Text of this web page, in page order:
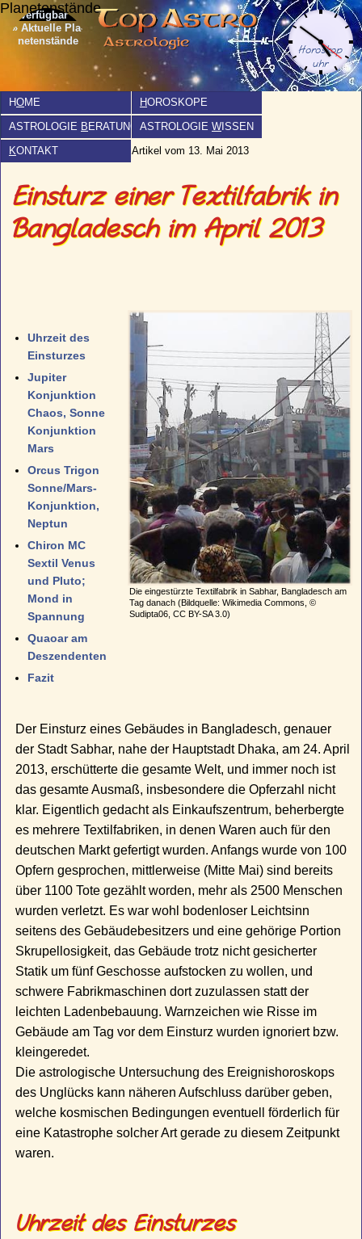
Planetenstände
» Aktuelle Pla­
netenstände
HOME HOROSKOPE
ASTROLOGIE B ERATUNG ASTROLOGIE W ISSEN
KONTAKT Artikel vom 13. Mai 2013
Einsturz einer Textilfabrik in
Bangladesch im April 2013
Die eingestürzte Textilfabrik in Sabhar, Bangladesch am
Tag danach (Bildquelle: Wikimedia Commons, ©
Sudipta06, CC BY-SA 3.0)
Uhrzeit des
Einsturzes
Jupiter
Konjunktion
Chaos, Sonne
Konjunktion
Mars
Orcus Trigon
Sonne/Mars-
Konjunktion,
Neptun
Chiron MC
Sextil Venus
und Pluto;
Mond in
Spannung
Quaoar am
Deszendenten
Fazit
Der Einsturz eines Gebäudes in Bangladesch, genauer
der Stadt Sabhar, nahe der Hauptstadt Dhaka, am 24. April
2013, erschütterte die gesamte Welt, und immer noch ist
das gesamte Ausmaß, insbesondere die Opferzahl nicht
klar. Eigentlich gedacht als Einkaufszentrum, beherbergte
es mehrere Textilfabriken, in denen Waren auch für den
deutschen Markt gefertigt wurden. Anfangs wurde von 100
Opfern gesprochen, mittlerweise (Mitte Mai) sind bereits
über 1100 Tote gezählt worden, mehr als 2500 Menschen
wurden verletzt. Es war wohl bodenloser Leichtsinn
seitens des Gebäudebesitzers und eine gehörige Portion
Skrupellosigkeit, das Gebäude trotz nicht gesicherter
Statik um fünf Geschosse aufstocken zu wollen, und
schwere Fabrikmaschinen dort zuzulassen statt der
leichten Ladenbebauung. Warnzeichen wie Risse im
Gebäude am Tag vor dem Einsturz wurden ignoriert bzw.
kleingeredet.
Die astrologische Untersuchung des Ereignishoroskops
des Unglücks kann näheren Aufschluss darüber geben,
welche kosmischen Bedingungen eventuell förderlich für
eine Katastrophe solcher Art gerade zu diesem Zeitpunkt
waren.
Uhrzeit des Einsturzes